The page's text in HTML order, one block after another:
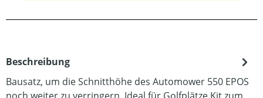
Beschreibung
Bausatz, um die Schnitthöhe des Automower 550 EPOS
noch weiter zu verringern. Ideal für Golfplätze.Kit zum